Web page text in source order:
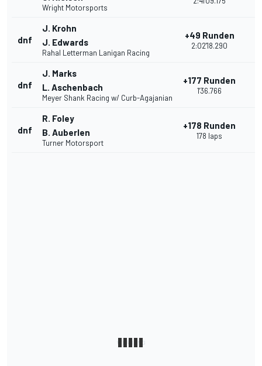
Wright Motorsports
dnf
J. Krohn
J. Edwards
Rahal Letterman Lanigan Racing
+49 Runden
2:02'18.290
dnf
J. Marks
L. Aschenbach
Meyer Shank Racing w/ Curb-Agajanian
+177 Runden
1'36.766
dnf
R. Foley
B. Auberlen
Turner Motorsport
+178 Runden
178 laps